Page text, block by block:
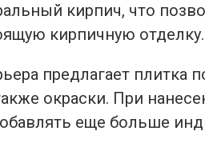
кирпич, что
кирпичную отделку.
предлагает плитка
окраски. При
еще больше